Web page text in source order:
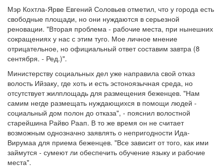
Мэр Кохтла-Ярве Евгений Соловьев отметил, что у города есть
свободные площади, но они нуждаются в серьезной
реновации. "Вторая проблема - рабочие места, при нынешних
сокращениях у нас с этим туго. Мое личное мнение
отрицательное, но официальный ответ составим завтра (8
сентября. - Ред.)".
Министерству социальных дел уже направила свой отказ
волость Ийзаку, где хоть и есть эстоноязычная среда, но
отсутствует жилплощадь для размещения беженцев. "Нам
самим негде размещать нуждающихся в помощи людей -
социальный дом полон до отказа", - пояснил волостной
старейшина Райво Раап. В то же время он не считает
возможным однозначно заявлять о непригодности Ида-
Вирумаа для приема беженцев. "Все зависит от того, как ими
займутся - сумеют ли обеспечить обучение языку и рабочие
места".